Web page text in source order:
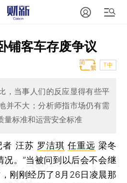
铺客车存废争议
T中
，当事人们的反应显得有些平
并不大；分析师指市场仍有需
量标准和运营安全标准
者 汪苏 罗洁琪 任重远 梁冬
况。”当被问到以后会不会继
刚刚经历了8月26日凌晨那